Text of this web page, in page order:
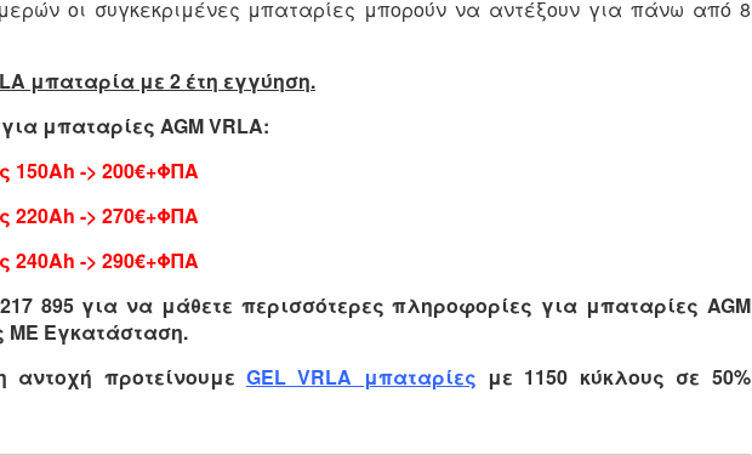
οι συγκεκριμένες μπαταρίες μπορούν να αντέξουν για πάνω από 8
μπαταρία με 2 έτη εγγύηση.
για μπαταρίες AGM VRLA:
150Ah -> 200€+ΦΠΑ
220Ah -> 270€+ΦΠΑ
240Ah -> 290€+ΦΠΑ
895 για να μάθετε περισσότερες πληροφορίες για μπαταρίες AGM
ΜΕ Εγκατάσταση.
προτείνουμε GEL VRLA μπαταρίες με 1150 κύκλους σε 50%